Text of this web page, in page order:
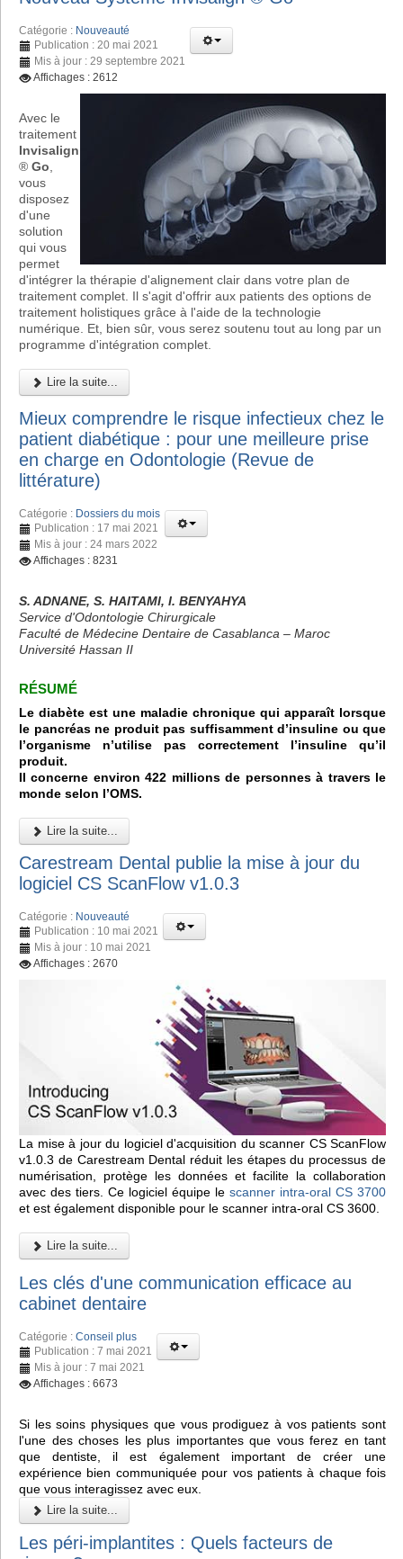
Catégorie : Nouveauté
Publication : 20 mai 2021
Mis à jour : 29 septembre 2021
Affichages : 2612
Avec le
traitement
Invisalign
® Go
vous
disposez
d'une
solution
qui vous
permet
d'intégrer la thérapie d'alignement clair dans votre plan de
traitement complet. Il s'agit d'offrir aux patients des options de
traitement holistiques grâce à l'aide de la technologie
numérique. Et, bien sûr, vous serez soutenu tout au long par un
programme d'intégration complet.
Lire la suite...
Mieux comprendre le risque infectieux chez le
patient diabétique : pour une meilleure prise
en charge en Odontologie (Revue de
littérature)
Catégorie : Dossiers du mois
Publication : 17 mai 2021
Mis à jour : 24 mars 2022
Affichages : 8231
S. ADNANE, S. HAITAMI, I. BENYAHYA
Service d'Odontologie Chirurgicale
Faculté de Médecine Dentaire de Casablanca – Maroc
Université Hassan II
RÉSUMÉ
Le diabète est une maladie chronique qui apparaît lorsque
le pancréas ne produit pas suffisamment d’insuline ou que
l’organisme n’utilise pas correctement l’insuline qu’il
produit.
Il concerne environ 422 millions de personnes à travers le
monde selon l’OMS.
Lire la suite...
Carestream Dental publie la mise à jour du
logiciel CS ScanFlow v1.0.3
Catégorie : Nouveauté
Publication : 10 mai 2021
Mis à jour : 10 mai 2021
Affichages : 2670
La mise à jour du logiciel d'acquisition du scanner CS ScanFlow
v1.0.3 de Carestream Dental réduit les étapes du processus de
numérisation, protège les données et facilite la collaboration
avec des tiers. Ce logiciel équipe le scanner intra-oral CS 3700
et est également disponible pour le scanner intra-oral CS 3600.
Lire la suite...
Les clés d'une communication efficace au
cabinet dentaire
Catégorie : Conseil plus
Publication : 7 mai 2021
Mis à jour : 7 mai 2021
Affichages : 6673
Si les soins physiques que vous prodiguez à vos patients sont
l'une des choses les plus importantes que vous ferez en tant
que dentiste, il est également important de créer une
expérience bien communiquée pour vos patients à chaque fois
que vous interagissez avec eux.
Lire la suite...
Les péri-implantites : Quels facteurs de